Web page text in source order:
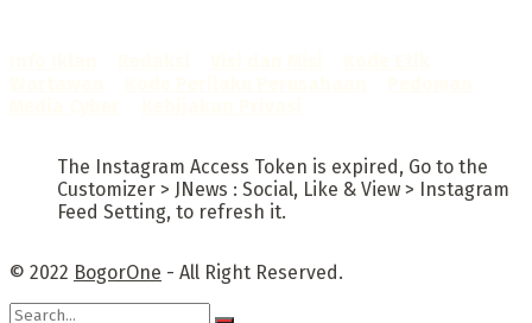
The Instagram Access Token is expired, Go to the
Customizer > JNews : Social, Like & View > Instagram
Feed Setting, to refresh it.
© 2022 BogorOne - All Right Reserved.